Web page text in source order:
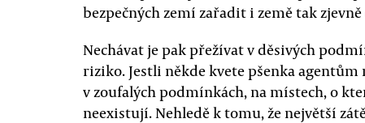
bezpečných zemí zařadit i země tak
Nechávat je pak přežívat v děsivých
riziko. Jestli někde kvete pšenka
v zoufalých podmínkách, na místech, o
neexistují. Nehledě k tomu, že největší